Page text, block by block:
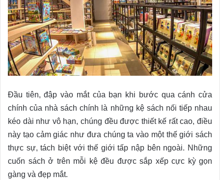
Đầu tiên, đập vào mắt của bạn khi bước qua cánh cửa
chính của nhà sách chính là những kệ sách nối tiếp nhau
kéo dài như vô hạn, chúng đều được thiết kế rất cao, điều
này tạo cảm giác như đưa chúng ta vào một thế giới sách
thực sự, tách biệt với thế giới tấp nập bên ngoài. Những
cuốn sách ở trên mỗi kệ đều được sắp xếp cực kỳ gọn
gàng và đẹp mắt.